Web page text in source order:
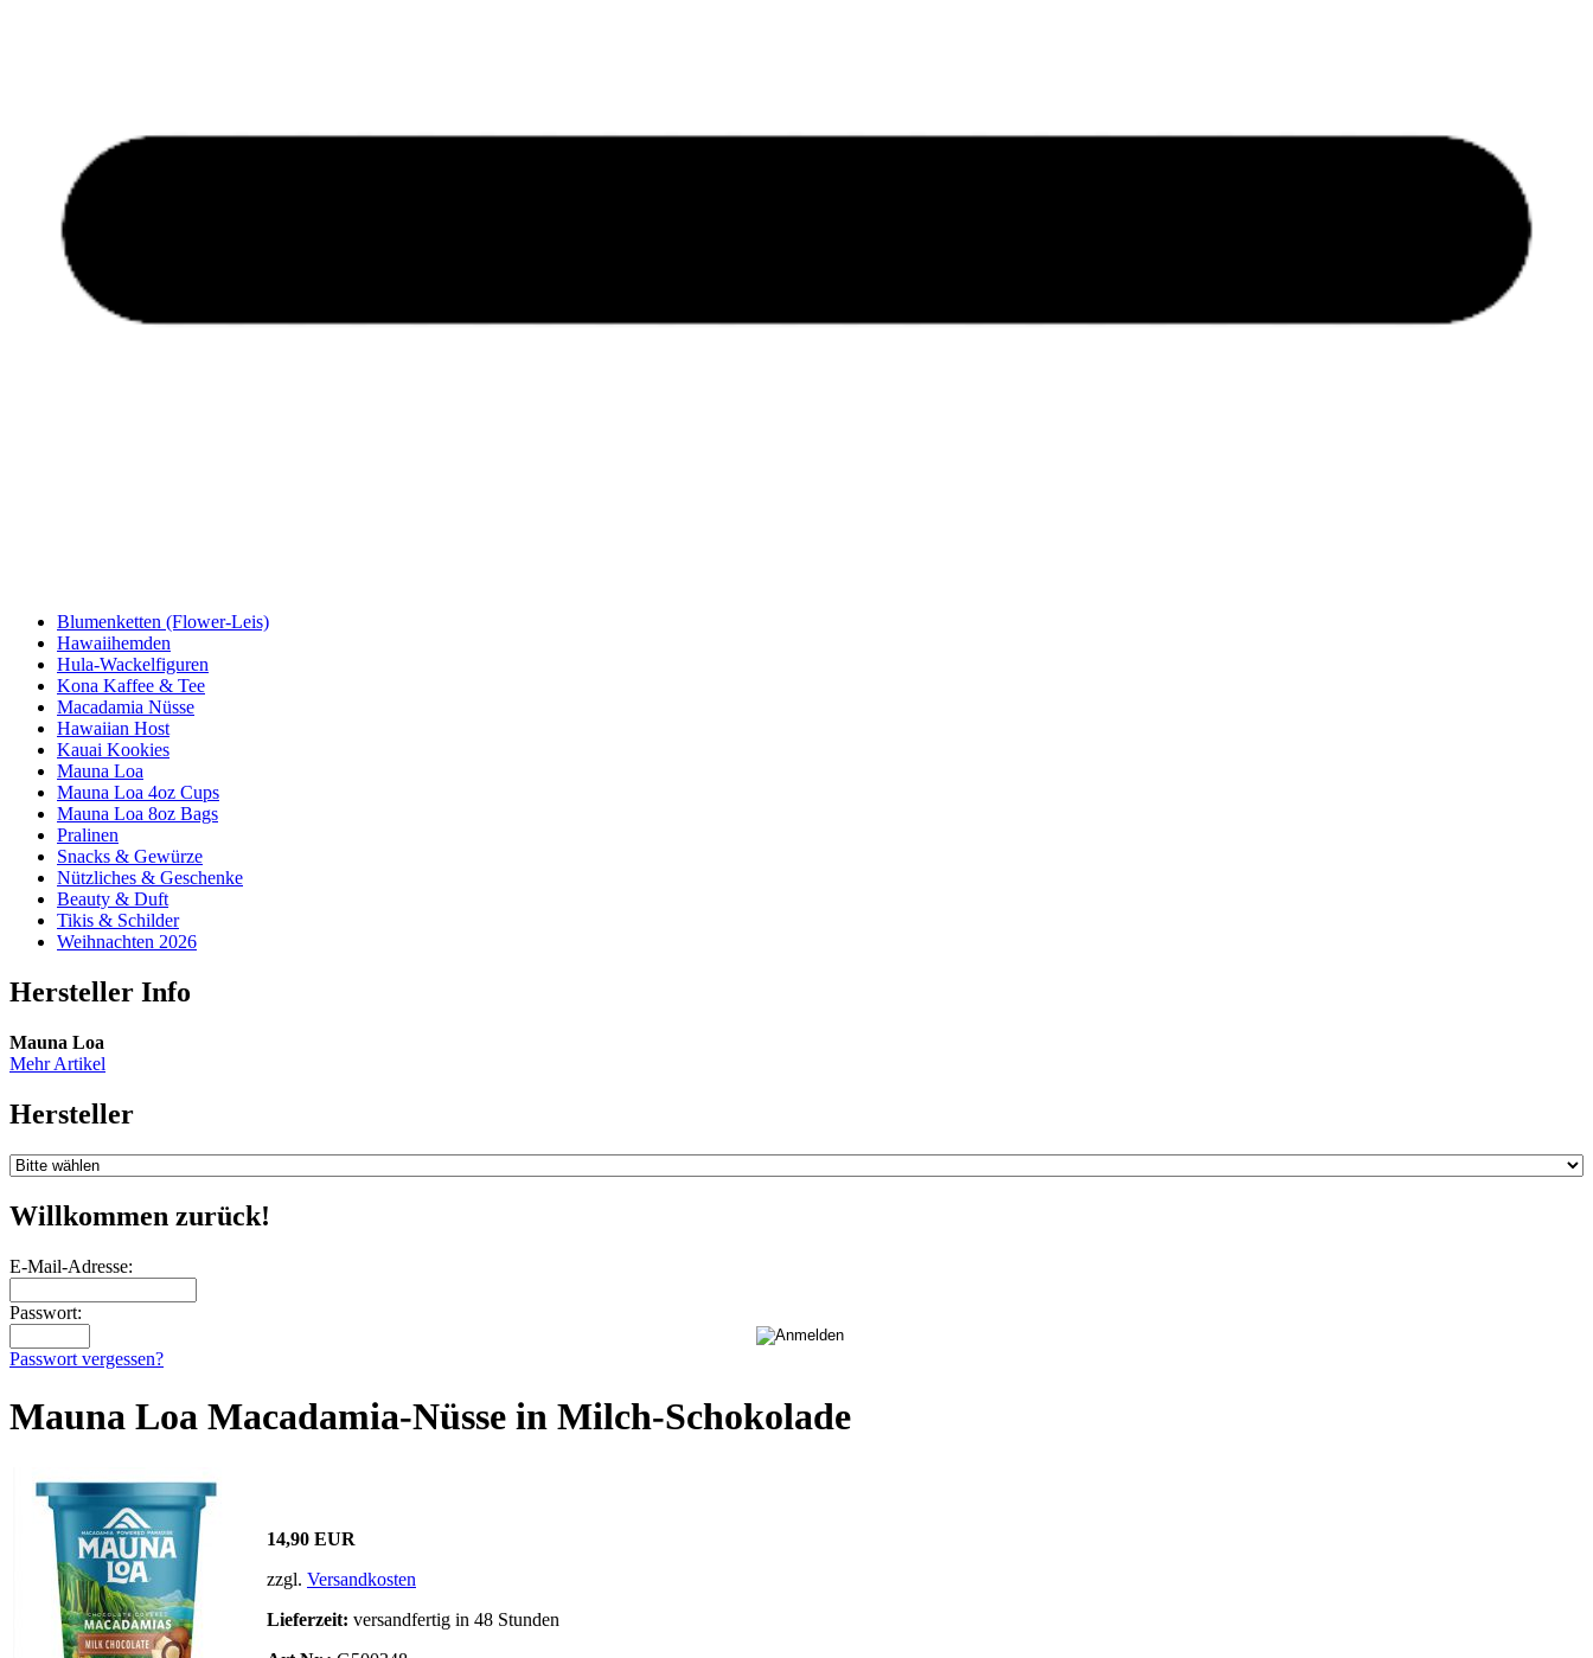
Blumenketten (Flower-Leis)
Hawaiihemden
Hula-Wackelfiguren
Kona Kaffee & Tee
Macadamia Nüsse
Hawaiian Host
Kauai Kookies
Mauna Loa
Mauna Loa 4oz Cups
Mauna Loa 8oz Bags
Pralinen
Snacks & Gewürze
Nützliches & Geschenke
Beauty & Duft
Tikis & Schilder
Weihnachten 2026
Hersteller Info
Mauna Loa
Mehr Artikel
Hersteller
Willkommen zurück!
E-Mail-Adresse:
Passwort:
Passwort vergessen?
Mauna Loa Macadamia-Nüsse in Milch-Schokolade
14,90 EUR
zzgl. Versandkosten
Lieferzeit: versandfertig in 48 Stunden